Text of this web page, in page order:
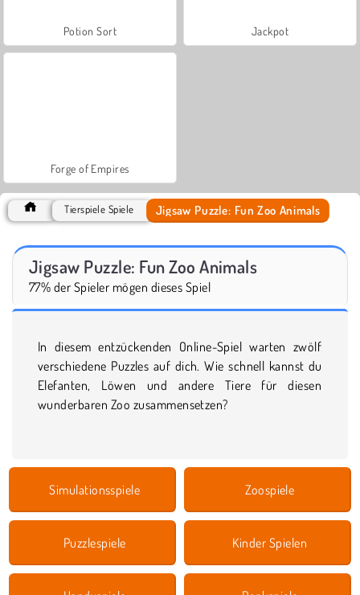
Potion Sort Jackpot
Forge of Empires
Tierspiele Spiele Jigsaw Puzzle: Fun Zoo Animals
Jigsaw Puzzle: Fun Zoo Animals
77% der Spieler mögen dieses Spiel
In diesem entzückenden Online-Spiel warten zwölf
verschiedene Puzzles auf dich. Wie schnell kannst du
Elefanten, Löwen und andere Tiere für diesen
wunderbaren Zoo zusammensetzen?
Simulationsspiele Zoospiele
Puzzlespiele Kinder Spielen